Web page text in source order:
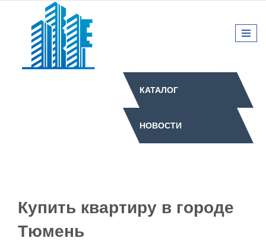
КАТАЛОГ
НОВОСТИ
Купить квартиру в городе
Тюмень